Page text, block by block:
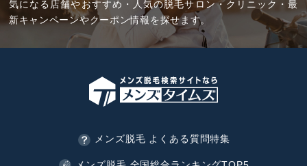
気になる店舗やおすすめ・人気の脱毛サロン・クリニック・最
新キャンペーンやクーポン情報を探せます。
メンズ脱毛 よくある質問特集